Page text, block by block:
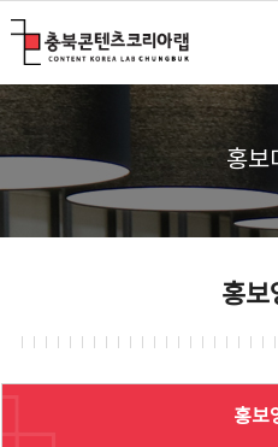
홍보
홍보
홍보